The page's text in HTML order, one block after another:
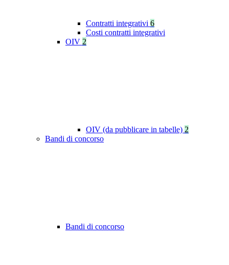
Contratti integrativi 6
Costi contratti integrativi
OIV 2
OIV (da pubblicare in tabelle) 2
Bandi di concorso
Bandi di concorso